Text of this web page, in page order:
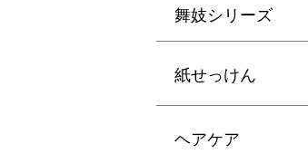
舞妓シリーズ
紙せっけん
ヘアケア